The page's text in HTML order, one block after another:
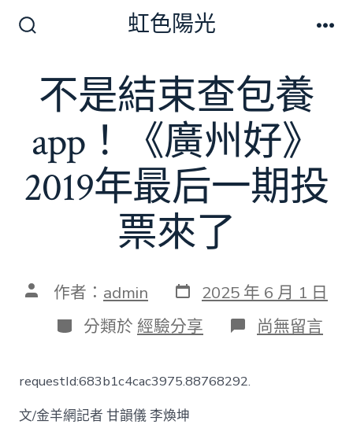
切
換
開
虹色陽光
不是結束查包養
app！《廣州好》
2019年最后一期投
票來了
文 作者： admin 發
表
日
期
2025 年 6 月 1 日
分
類
分類於 經驗分享 在
〈不
尚無留言
requestId:683b1c4cac3975.88768292.
文/金羊網記者 甘韻儀 李煥坤